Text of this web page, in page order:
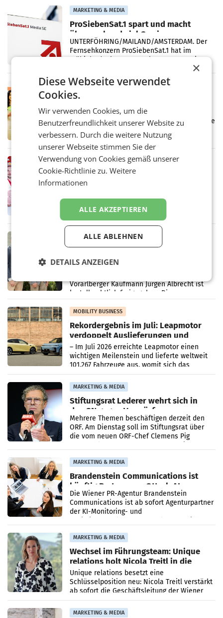
Vergleichszeitraum
MARKETING & MEDIA
ProSiebenSat.1 spart und macht
überraschend viel Gewinn
UNTERFÖHRING/MAILAND/AMSTERDAM. Der
Fernsehkonzern ProSiebenSat.1 hat im
Frühjahr dank Kostensenkungen operativ
Markterwartung deutlich übertroffen.
RETAIL
Eine Bühne für Zirkularität: ARA und
Müller informieren am POS über
Kreislauffähigkeit
Über den gesamten August hinweg rücken die
Altstoff Recycling Austria AG (ARA) und der
Handelskonzern Müller die Initiative
„Kreislauf-Helden“ in allen österreichischen
Müller-Filialen
RETAIL
Penny modernisiert zwei Filialen in
Ober- und Niederösterreich
laufenden Modernisierungsoffensive
erneuert Penny zwei Filialen in Nieder- und
Oberösterreich. Die beiden Standorte liegen
in Haag sowie im rund
RETAIL
Alles bereit für den Wechsel: Jürgen
Albrecht setzt ab 1.1.2027 auf Adeg
WIENER NEUDORF. – Die geplante
Vorarlberger Kaufmann Jürgen Albrecht ist
kartellrechtlich freigegeben: Die
Bundeswettbewerbsbehörde und der
Bundeskartellanwalt
MOBILITY BUSINESS
Rekordergebnis im Juli: Leapmotor
verdoppelt Auslieferungen und
überschreitet die 100.000er-Marke
– Im Juli 2026 erreichte Leapmotor einen
wichtigen Meilenstein und lieferte weltweit
101.267 Fahrzeuge aus, womit sich das
Ergebnis gegenüber Juli 2025 mehr als
verdoppelte (+102
MARKETING & MEDIA
Stiftungsrat Lederer wehrt sich in
den SN gegen Vorwürfe
Mehrere Themen beschäftigen derzeit den
ORF. Am Dienstag soll im Stiftungsrat über
die vom neuen ORF-Chef Clemens Pig
MARKETING & MEDIA
Brandenstein Communications ist
künftig Partner von OtterlyAI
Die Wiener PR-Agentur Brandenstein
Communications ist ab sofort Agenturpartner
der KI-Monitoring- und
MARKETING & MEDIA
Wechsel im Führungsteam: Unique
relations holt Nicola Treitl in die
Geschäftsleitung
Unique relations besetzt eine
Schlüsselposition neu: Nicola Treitl verstärkt
ab sofort die Geschäftsleitung der Wiener
PR-Agentur an der Seite von Josef Kalina und
Anna Kalina-Mahr.
MARKETING & MEDIA
×
Diese Webseite verwendet
Cookies.
Wir verwenden Cookies, um die
Benutzerfreundlichkeit unserer Website zu
verbessern. Durch die weitere Nutzung
unserer Webseite stimmen Sie der
Verwendung von Cookies gemäß unserer
Cookie-Richtlinie zu.Weitere
Informationen
ALLE AKZEPTIEREN
ALLE ABLEHNEN
DETAILS ANZEIGEN